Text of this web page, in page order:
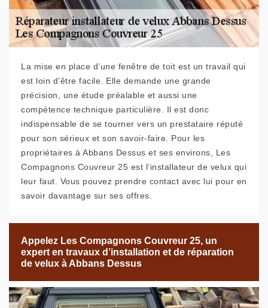
La mise en place d’une fenêtre de toit est un travail qui
est loin d’être facile. Elle demande une grande
précision, une étude préalable et aussi une
compétence technique particulière. Il est donc
indispensable de se tourner vers un prestataire réputé
pour son sérieux et son savoir-faire. Pour les
propriétaires à Abbans Dessus et ses environs, Les
Compagnons Couvreur 25 est l’installateur de velux qui
leur faut. Vous pouvez prendre contact avec lui pour en
savoir davantage sur ses offres.
Appelez Les Compagnons Couvreur 25, un
expert en travaux d’installation et de réparation
de velux à Abbans Dessus